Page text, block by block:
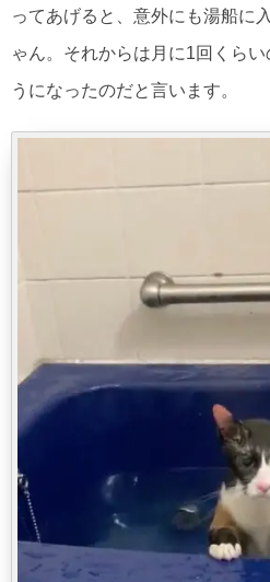
ってあげると、意外にも湯船に
ゃん。それからは月に1回くら
うになったのだと言います。